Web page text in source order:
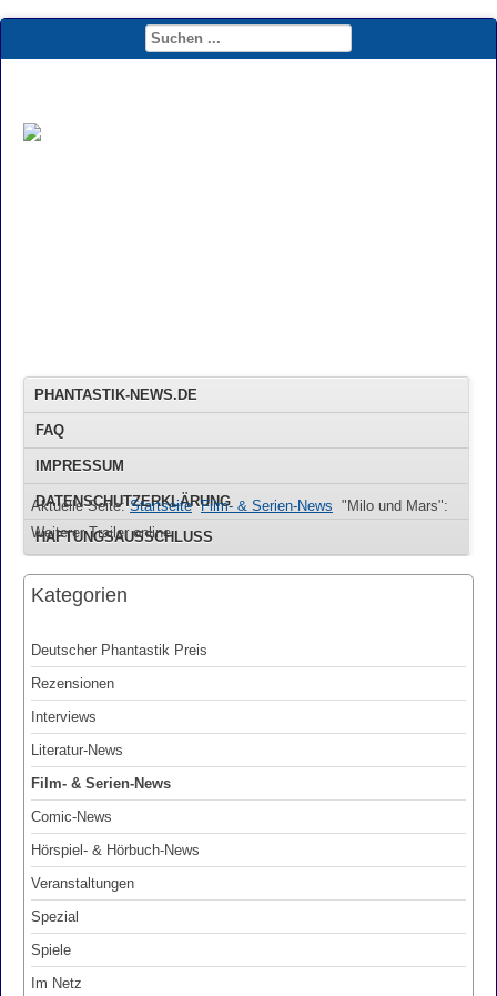
PHANTASTIK-NEWS.DE
FAQ
IMPRESSUM
DATENSCHUTZERKLÄRUNG
HAFTUNGSAUSSCHLUSS
Aktuelle Seite:Startseite Film- & Serien-News "Milo und Mars":
Weiterer Trailer online
Kategorien
Deutscher Phantastik Preis
Rezensionen
Interviews
Literatur-News
Film- & Serien-News
Comic-News
Hörspiel- & Hörbuch-News
Veranstaltungen
Spezial
Spiele
Im Netz